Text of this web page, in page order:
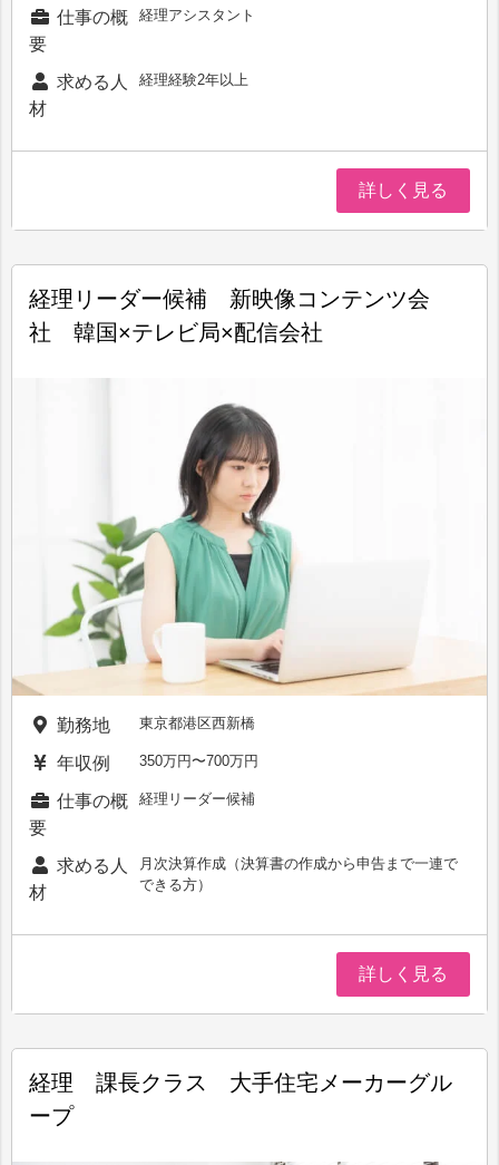
仕事の概
要
経理アシスタント
求める人
材
経理経験2年以上
詳しく見る
経理リーダー候補 新映像コンテンツ会
社 韓国×テレビ局×配信会社
勤務地 東京都港区西新橋
年収例 350万円〜700万円
仕事の概
要
経理リーダー候補
求める人
材
⽉次決算作成（決算書の作成から申告まで一連で
できる方）
詳しく見る
経理 課長クラス 大手住宅メーカーグル
ープ